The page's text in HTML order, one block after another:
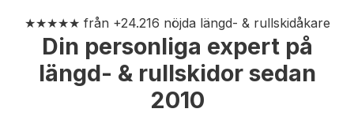
★★★★★ från +24.216 nöjda längd- & rullskidåkare
Din personliga expert på
längd- & rullskidor sedan
2010